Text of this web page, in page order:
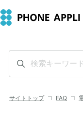
サイトトップ FAQ